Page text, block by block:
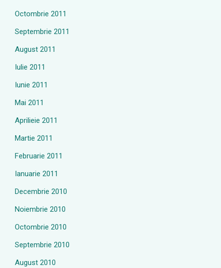
Octombrie 2011
Septembrie 2011
August 2011
Iulie 2011
Iunie 2011
Mai 2011
Aprilieie 2011
Martie 2011
Februarie 2011
Ianuarie 2011
Decembrie 2010
Noiembrie 2010
Octombrie 2010
Septembrie 2010
August 2010